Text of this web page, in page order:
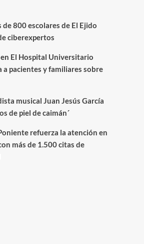
de 800 escolares de El Ejido
ciberexpertos
El Hospital Universitario
a pacientes y familiares sobre
musical Juan Jesús García
de piel de caimán´
refuerza la atención en
más de 1.500 citas de